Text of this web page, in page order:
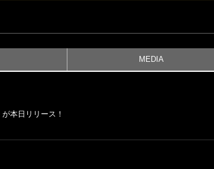
MEDIA
本日リリース！